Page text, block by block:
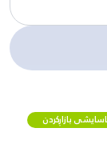
بازاڕکردن